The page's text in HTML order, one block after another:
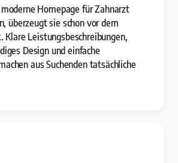
Homepage für Zahnarzt
überzeugt sie schon vor dem
Leistungsbeschreibungen,
Design und einfache
aus Suchenden tatsächliche